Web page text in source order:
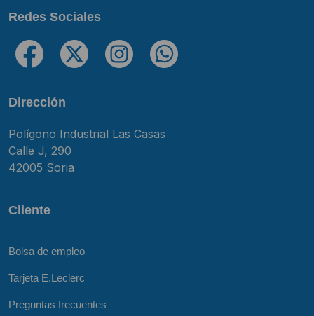
Redes Sociales
Dirección
Polígono Industrial Las Casas
Calle J, 290
42005 Soria
Cliente
Bolsa de empleo
Tarjeta E.Leclerc
Preguntas frecuentes